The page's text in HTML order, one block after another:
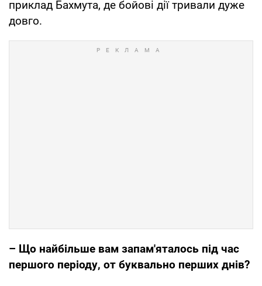
приклад Бахмута, де бойові дії тривали дуже
довго.
– Що найбільше вам запам'яталось під час
першого періоду, от буквально перших днів?